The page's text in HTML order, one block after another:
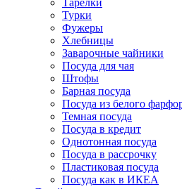
Тарелки
Турки
Фужеры
Хлебницы
Заварочные чайники
Посуда для чая
Штофы
Барная посуда
Посуда из белого
Темная посуда
Посуда в кредит
Однотонная посуда
Посуда в рассрочку
Пластиковая посуда
Посуда как в ИКЕА